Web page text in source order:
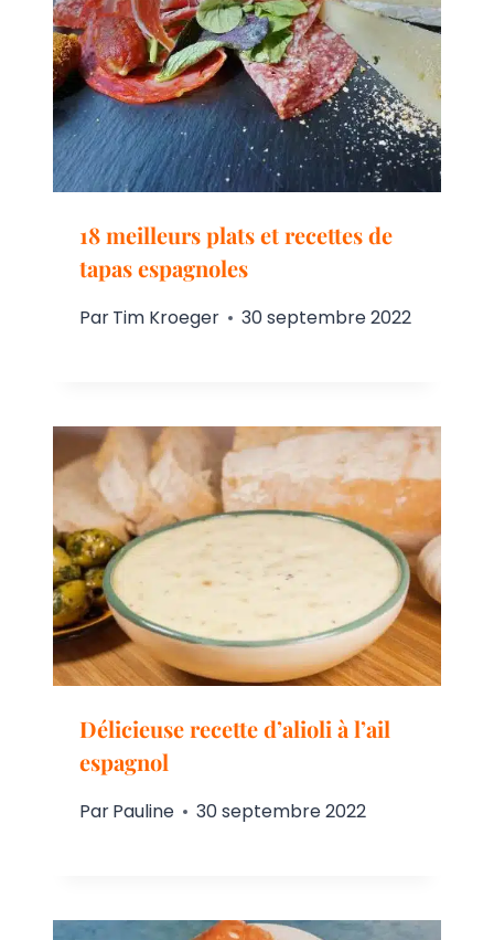
18 meilleurs plats et recettes de
tapas espagnoles
ParTim Kroeger 30 septembre 2022
Délicieuse recette d’alioli à l’ail
espagnol
ParPauline 30 septembre 2022